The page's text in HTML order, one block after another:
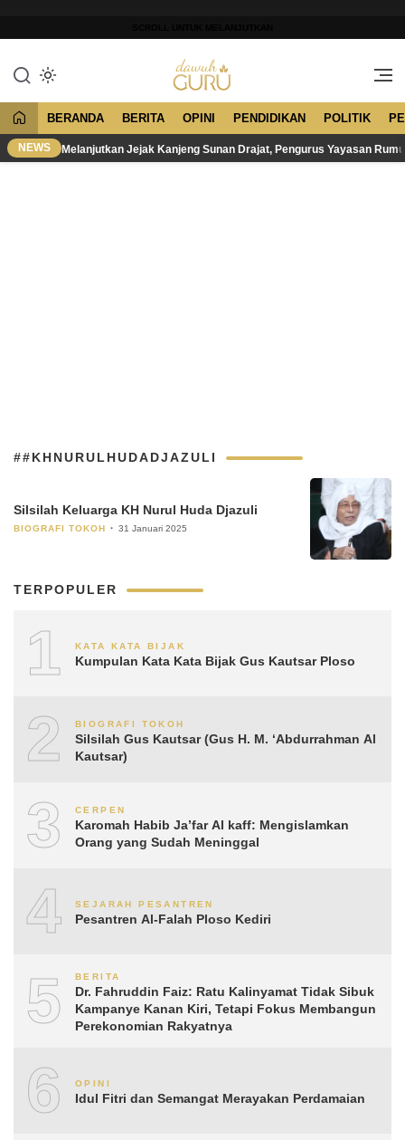
konten
Dawuh Guru
Merawat Tradisi, Membangun
BERANDA BERITA OPINI PENDIDIKAN POLITIK
NEWS Melanjutkan Jejak Kanjeng Sunan Drajat, Pengurus Yayasan
##KHNURULHUDADJAZULI
Silsilah Keluarga KH Nurul Huda Djazuli
BIOGRAFI TOKOH 31 Januari 2025
TERPOPULER
1 KATA KATA BIJAK
Kumpulan Kata Kata Bijak Gus Kautsar Ploso
2 BIOGRAFI TOKOH
Silsilah Gus Kautsar (Gus H. M. ‘Abdurrahman Al
Kautsar)
3 CERPEN
Karomah Habib Ja’far Al kaff: Mengislamkan
Orang yang Sudah Meninggal
4 SEJARAH PESANTREN
Pesantren Al-Falah Ploso Kediri
5 BERITA
Dr. Fahruddin Faiz: Ratu Kalinyamat Tidak Sibuk
Kampanye Kanan Kiri, Tetapi Fokus Membangun
Perekonomian Rakyatnya
6 OPINI
Idul Fitri dan Semangat Merayakan Perdamaian